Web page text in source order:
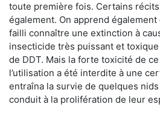
toute première fois. Certains
également. On apprend
failli connaître une extinction à
insecticide très puissant et
de DDT. Mais la forte toxicité de
l’utilisation a été interdite à une
entraîna la survie de quelques
conduit à la prolifération de leur